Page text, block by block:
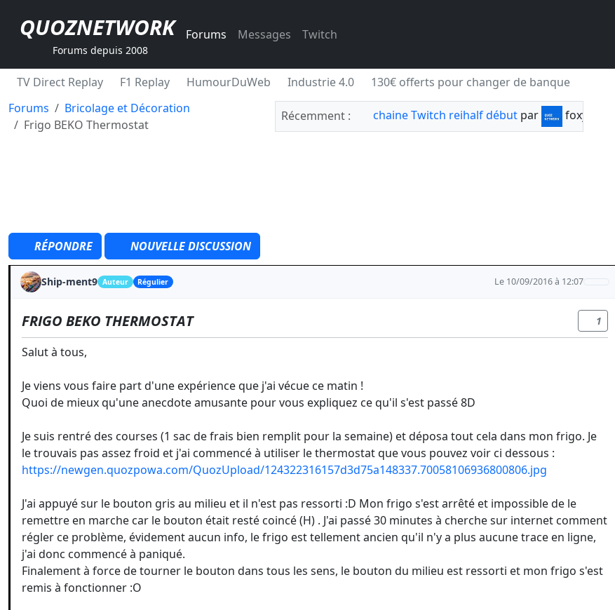
QUOZNETWORK
Forums depuis 2008
Forums Messages Twitch
TV Direct Replay F1 Replay HumourDuWeb Industrie 4.0
130€ offerts pour changer de banque
Forums
Bricolage et Décoration
Frigo BEKO Thermostat
Récemment : chaine Twitch reihalf début par foxylabnyy
RÉPONDRE NOUVELLE DISCUSSION
Ship-ment9 Auteur Régulier Le 10/09/2016 à 12:07
FRIGO BEKO THERMOSTAT 1
Salut à tous,
Je viens vous faire part d'une expérience que j'ai vécue ce matin !
Quoi de mieux qu'une anecdote amusante pour vous expliquez ce qu'il s'est passé 8D
Je suis rentré des courses (1 sac de frais bien remplit pour la semaine) et déposa tout cela dans mon frigo. Je
le trouvais pas assez froid et j'ai commencé à utiliser le thermostat que vous pouvez voir ci dessous :
https://newgen.quozpowa.com/QuozUpload/124322316157d3d75a148337.70058106936800806.jpg
J'ai appuyé sur le bouton gris au milieu et il n'est pas ressorti :D Mon frigo s'est arrêté et impossible de le
remettre en marche car le bouton était resté coincé (H) . J'ai passé 30 minutes à cherche sur internet comment
régler ce problème, évidement aucun info, le frigo est tellement ancien qu'il n'y a plus aucune trace en ligne,
j'ai donc commencé à paniqué.
Finalement à force de tourner le bouton dans tous les sens, le bouton du milieu est ressorti et mon frigo s'est
remis à fonctionner :O